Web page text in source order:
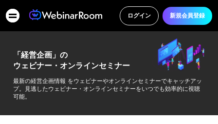
ログイン 新規会員登録
「経営企画」の
ウェビナー・オンラインセミナー
最新の経営企画情報 をウェビナーやオンラインセミナーでキャッチアッ
プ。見逃したウェビナー・オンラインセミナーをいつでも効率的に視聴
可能。